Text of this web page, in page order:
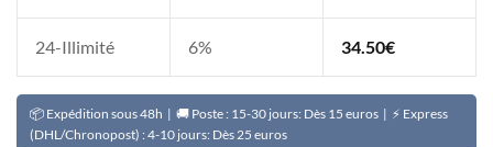
24-Illimité 6% 34.50€
📦 Expédition sous 48h | 🚚 Poste : 15-30 jours: Dès 15 euros | ⚡ Express
(DHL/Chronopost) : 4-10 jours: Dès 25 euros